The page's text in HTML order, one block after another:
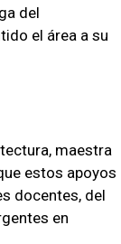
del
el área a su
maestra
estos apoyos
docentes, del
en